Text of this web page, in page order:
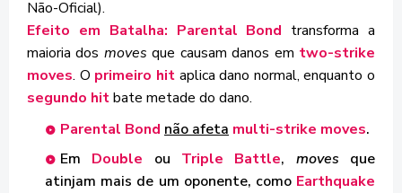
Não-Oficial).
Efeito em Batalha: Parental Bond transforma a
maioria dos moves que causam danos em two-strike
moves. O primeiro hitaplica dano normal, enquanto o
segundo hitbate metade do dano.
Parental Bond não afeta multi-strike moves.
Em Double ou Triple Battle, moves que
atinjam mais de um oponente, como Earthquake